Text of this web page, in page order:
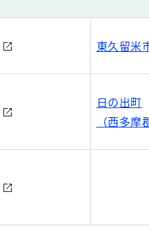
東久留米
日の出町
（西多摩